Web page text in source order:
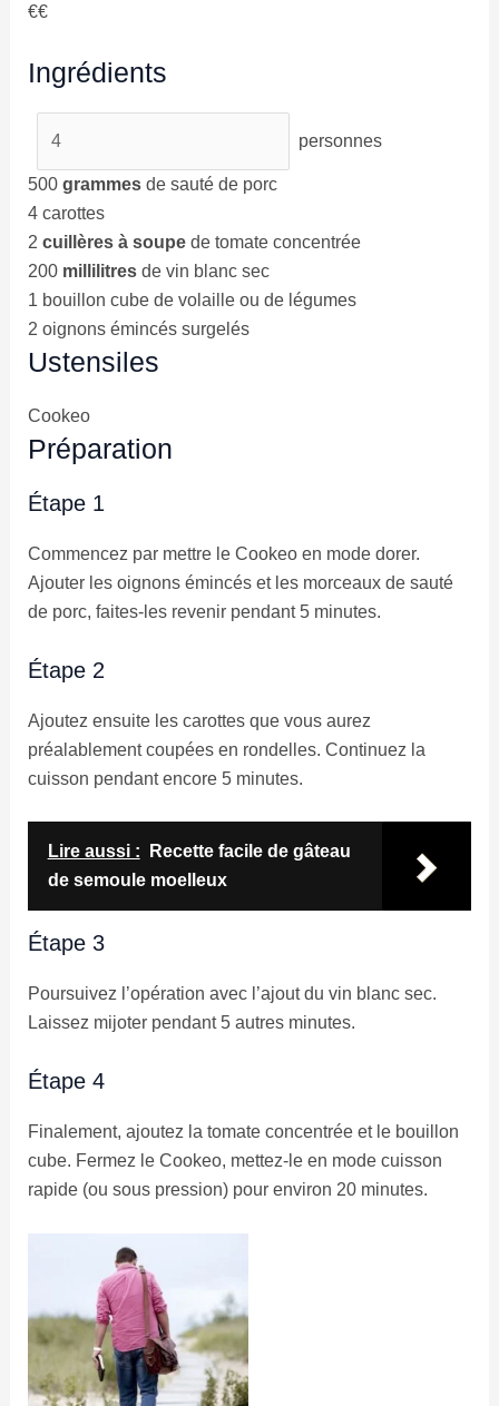
€€
Ingrédients
personnes
500 grammesde sauté de porc
4carottes
2 cuillères à soupede tomate concentrée
200 millilitresde vin blanc sec
1 bouillon cube de volaille ou de légumes
2 oignons émincés surgelés
Ustensiles
Cookeo
Préparation
Étape 1
Commencez par mettre le Cookeo en mode dorer.
Ajouter les oignons émincés et les morceaux de sauté
de porc, faites-les revenir pendant 5 minutes.
Étape 2
Ajoutez ensuite les carottes que vous aurez
préalablement coupées en rondelles. Continuez la
cuisson pendant encore 5 minutes.
Lire aussi :
Recette facile de gâteau
de semoule moelleux
Étape 3
Poursuivez l’opération avec l’ajout du vin blanc sec.
Laissez mijoter pendant 5 autres minutes.
Étape 4
Finalement, ajoutez la tomate concentrée et le bouillon
cube. Fermez le Cookeo, mettez-le en mode cuisson
rapide (ou sous pression) pour environ 20 minutes.